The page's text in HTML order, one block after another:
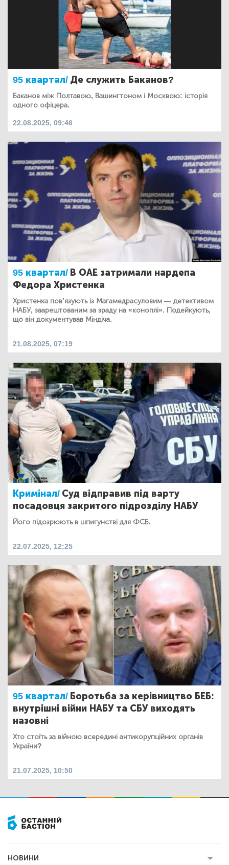
95 квартал/ Де служить Баканов?
Баканов між Полтавою, Вашингтоном і Москвою: історія
одного офіцера.
22.08.2025, 09:46
95 квартал/ В ОАЕ затримали нардепа
Федора Христенка
Христенка пов’язують із Магамедрасуловим — детективом
НАБУ, заарештованим за зраду на «коноплі». Подейкують,
що він документував Міндіча.
21.08.2025, 07:19
Кримінал/ Суд відправив під варту
посадовця закритого підрозділу НАБУ
Його підозрюють в шпигунстві для ФСБ.
22.07.2025, 12:25
95 квартал/ Боротьба за керівництво БЕБ:
внутрішні війни НАБУ та СБУ виходять
назовні
Хто стоїть за війною всередині антикорупційних органів
України?
21.07.2025, 10:50
НОВИНИ